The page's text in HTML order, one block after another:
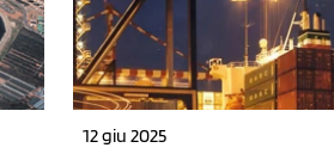
12 giu 2025